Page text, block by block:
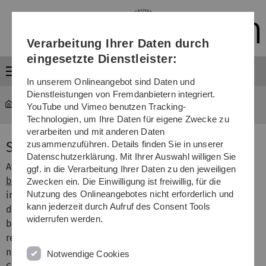
Direkt
Direkt
Direkt
(Sprache,
Drucken,
Media)
Direkt
Direkt
MOGADOC ... Single Bibliographic Documents
Single Bibliographic Documents
After clicking a hyperlink hidden behind the title in the
bibliographic hitlistthe selected document is displayed
in more details.By default all available information is
displayed for each reference. Beside the typical
bibliographic information a list of keywords (selected by
reviewers) together with the corresponding compound
numbers and sum formulas in Hill system is given.
Verarbeitung Ihrer Daten durch
eingesetzte Dienstleister:
In unserem Onlineangebot sind Daten und
Dienstleistungen von Fremdanbietern integriert.
YouTube und Vimeo benutzen Tracking-
Technologien, um Ihre Daten für eigene Zwecke zu
verarbeiten und mit anderen Daten
zusammenzuführen. Details finden Sie in unserer
Datenschutzerklärung. Mit Ihrer Auswahl willigen Sie
ggf. in die Verarbeitung Ihrer Daten zu den jeweiligen
Zwecken ein. Die Einwilligung ist freiwillig, für die
Nutzung des Onlineangebotes nicht erforderlich und
kann jederzeit durch Aufruf des Consent Tools
widerrufen werden.
Notwendige Cookies